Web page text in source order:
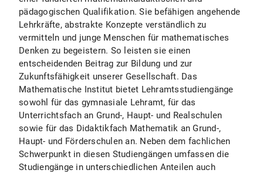
pädagogischen Qualifikation. Sie befähigen angehende
Lehrkräfte, abstrakte Konzepte verständlich zu
vermitteln und junge Menschen für mathematisches
Denken zu begeistern. So leisten sie einen
entscheidenden Beitrag zur Bildung und zur
Zukunftsfähigkeit unserer Gesellschaft. Das
Mathematische Institut bietet Lehramtsstudiengänge
sowohl für das gymnasiale Lehramt, für das
Unterrichtsfach an Grund-, Haupt- und Realschulen
sowie für das Didaktikfach Mathematik an Grund-,
Haupt- und Förderschulen an. Neben dem fachlichen
Schwerpunkt in diesen Studiengängen umfassen die
Studiengänge in unterschiedlichen Anteilen auch